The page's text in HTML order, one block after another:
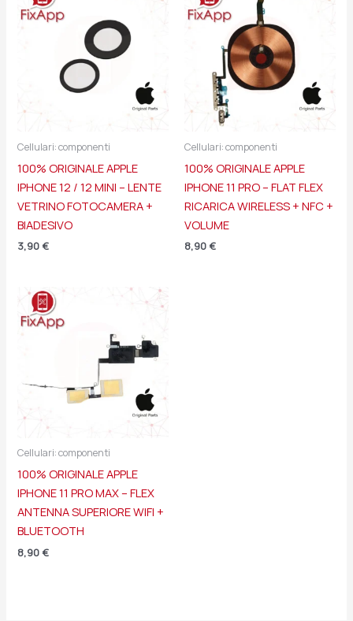
Cellulari: componenti
100% ORIGINALE APPLE
IPHONE 12 / 12 MINI – LENTE
VETRINO FOTOCAMERA +
BIADESIVO
3,90 €
Cellulari: componenti
100% ORIGINALE APPLE
IPHONE 11 PRO – FLAT FLEX
RICARICA WIRELESS + NFC +
VOLUME
8,90 €
Cellulari: componenti
100% ORIGINALE APPLE
IPHONE 11 PRO MAX – FLEX
ANTENNA SUPERIORE WIFI +
BLUETOOTH
8,90 €